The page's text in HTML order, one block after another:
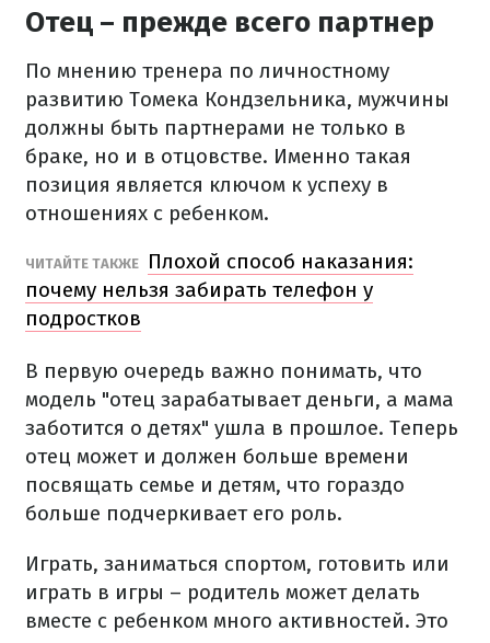
Отец – прежде всего партнер
По мнению тренера по личностному
развитию Томека Кондзельника, мужчины
должны быть партнерами не только в
браке, но и в отцовстве. Именно такая
позиция является ключом к успеху в
отношениях с ребенком.
ЧИТАЙТЕ ТАКЖЕ
Плохой способ наказания:
почему нельзя забирать телефон у
подростков
В первую очередь важно понимать, что
модель "отец зарабатывает деньги, а мама
заботится о детях" ушла в прошлое. Теперь
отец может и должен больше времени
посвящать семье и детям, что гораздо
больше подчеркивает его роль.
Играть, заниматься спортом, готовить или
играть в игры – родитель может делать
вместе с ребенком много активностей. Это